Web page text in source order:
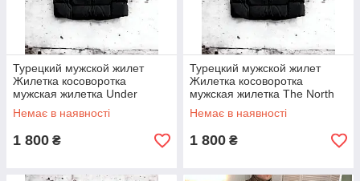
Турецкий мужской жилет
Жилетка косоворотка
мужская жилетка Under
Armour Турция
Немає в наявності
1 800 ₴
Турецкий мужской жилет
Жилетка косоворотка
мужская жилетка The North
Face Турция
Немає в наявності
1 800 ₴